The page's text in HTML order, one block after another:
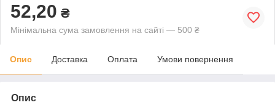
52,20 ₴
Мінімальна сума замовлення на сайті — 500 ₴
Опис Доставка Оплата Умови повернення
Опис